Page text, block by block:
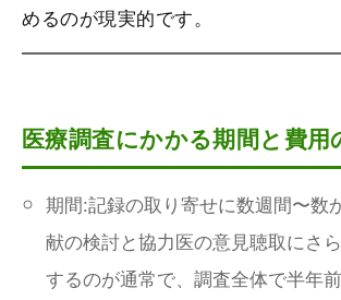
めるのが現実的です。
医療調査にかかる期間と費用
期間:記録の取り寄せに数週間〜数
献の検討と協力医の意見聴取にさ
するのが通常で、調査全体で半年